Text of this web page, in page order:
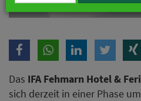
IFA Fehmarn Hotel wird
Das IFA Fehmarn Hotel &
sich derzeit in einer Phase
Anmelden Danke,